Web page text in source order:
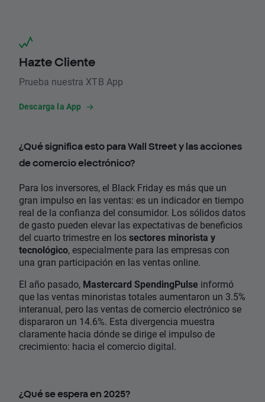
Hazte Cliente
Prueba nuestra XTB App
Descarga la App
¿Qué significa esto para Wall Street y las acciones
de comercio electrónico?
Para los inversores, el Black Friday es más que un
gran impulso en las ventas: es un indicador en tiempo
real de la confianza del consumidor. Los sólidos datos
de gasto pueden elevar las expectativas de beneficios
del cuarto trimestre en lossectores minorista y
tecnológico, especialmente para las empresas con
una gran participación en las ventas online.
El año pasado, Mastercard SpendingPulse informó
que las ventas minoristas totales aumentaron un 3.5%
interanual, pero las ventas de comercio electrónico se
dispararon un 14.6%. Esta divergencia muestra
claramente hacia dónde se dirige el impulso de
crecimiento: hacia el comercio digital.
¿Qué se espera en 2025?